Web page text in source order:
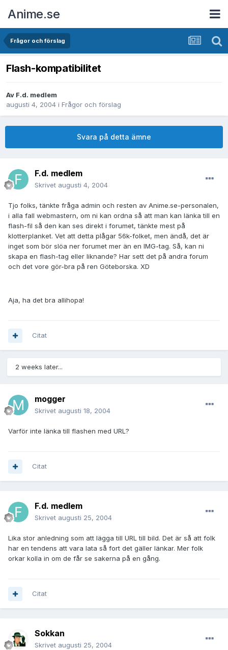
Anime.se
Frågor och förslag
Flash-kompatibilitet
Av F.d. medlem
augusti 4, 2004 i Frågor och förslag
Svara på detta ämne
F.d. medlem
Skrivet augusti 4, 2004
Tjo folks, tänkte fråga admin och resten av Anime.se-personalen,
i alla fall webmastern, om ni kan ordna så att man kan länka till en
flash-fil så den kan ses direkt i forumet, tänkte mest på
klotterplanket. Vet att detta plågar 56k-folket, men ändå, det är
inget som bör slöa ner forumet mer än en IMG-tag. Så, kan ni
skapa en flash-tag eller liknande? Har sett det på andra forum
och det vore gör-bra på ren Göteborska. XD
Aja, ha det bra allihopa!
Citat
2 weeks later...
mogger
Skrivet augusti 18, 2004
Varför inte länka till flashen med URL?
Citat
F.d. medlem
Skrivet augusti 25, 2004
Lika stor anledning som att lägga till URL till bild. Det är så att folk
har en tendens att vara lata så fort det gäller länkar. Mer folk
orkar kolla in om de får se sakerna på en gång.
Citat
Sokkan
Skrivet augusti 25, 2004